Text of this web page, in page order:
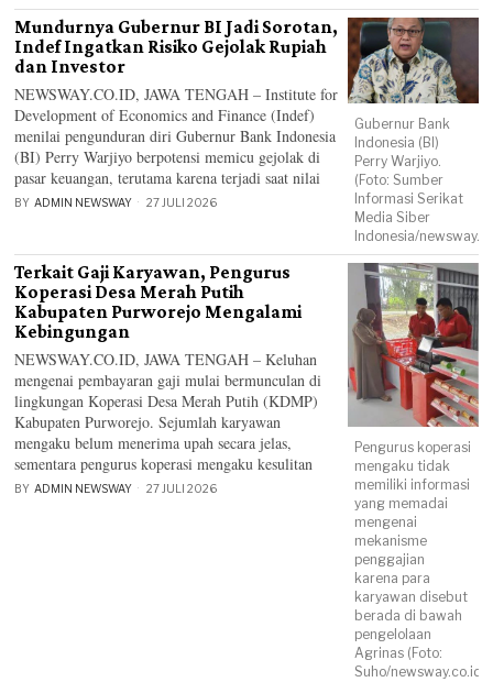
Gubernur Bank
Indonesia (BI)
Perry Warjiyo.
(Foto: Sumber
Informasi Serikat
Media Siber
Indonesia/
Mundurnya Gubernur BI Jadi Sorotan,
Indef Ingatkan Risiko Gejolak Rupiah
dan Investor
NEWSWAY.CO.ID, JAWA TENGAH – Institute for
Development of Economics and Finance (Indef)
menilai pengunduran diri Gubernur Bank Indonesia
(BI) Perry Warjiyo berpotensi memicu gejolak di
pasar keuangan, terutama karena terjadi saat nilai
BY ADMIN NEWSWAY 27 JULI 2026
Pengurus koperasi
mengaku tidak
memiliki informasi
yang memadai
mengenai
mekanisme
penggajian
karena para
karyawan disebut
berada di bawah
pengelolaan
Agrinas (Foto:
Suho/newsway.co.id)
Terkait Gaji Karyawan, Pengurus
Koperasi Desa Merah Putih
Kabupaten Purworejo Mengalami
Kebingungan
NEWSWAY.CO.ID, JAWA TENGAH – Keluhan
mengenai pembayaran gaji mulai bermunculan di
lingkungan Koperasi Desa Merah Putih (KDMP)
Kabupaten Purworejo. Sejumlah karyawan
mengaku belum menerima upah secara jelas,
sementara pengurus koperasi mengaku kesulitan
BY ADMIN NEWSWAY 27 JULI 2026